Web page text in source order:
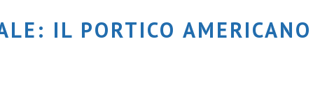
IL PORTICO AMERICANO